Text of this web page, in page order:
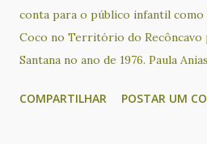
conta para o público infantil como
Coco no Território do Recôncavo
Santana no ano de 1976. Paula
tradição da culinária do
COMPARTILHAR POSTAR UM